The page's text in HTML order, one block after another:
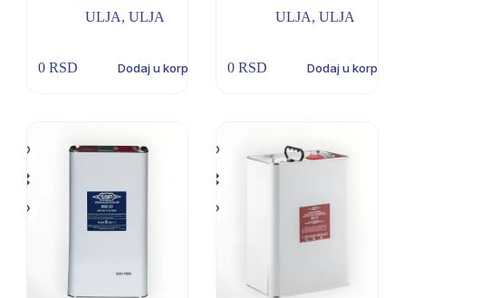
ULJA,ULJA
0 RSD Dodaj u korpu
ULJA, ULJA
0RSD Dodaj u korpu